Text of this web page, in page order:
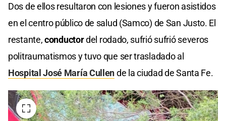
Dos de ellos resultaron con lesiones y fueron asistidos
en el centro público de salud (Samco) de San Justo. El
restante,conductordel rodado, sufrió sufrió severos
politraumatismos y tuvo que ser trasladado al
Hospital José María Cullende la ciudad de Santa Fe.